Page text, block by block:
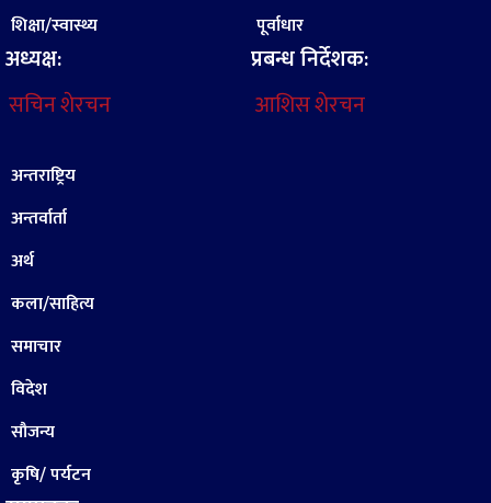
शिक्षा/स्वास्थ्य
अध्यक्ष:
सचिन शेरचन
पूर्वाधार
प्रबन्ध निर्देशक:
आशिस शेरचन
अन्तराष्ट्रिय
अन्तर्वार्ता
अर्थ
कला/साहित्य
समाचार
विदेश
सौजन्य
कृषि/ पर्यटन